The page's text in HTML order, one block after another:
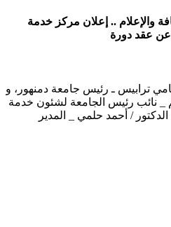
والإعلام .. إعلان مركز خدمة
عن عقد دورة
تحت رعاية الأستاذ الدكتور / إلهامي ترابيس ـ رئيس جامعة دمنهور، و
_ نائب رئيس الجامعة لشئون خدمة
الدكتور / أحمد حلمي _ المدير